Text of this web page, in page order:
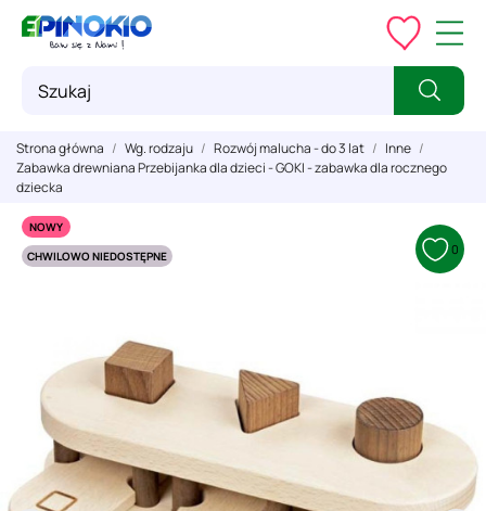
Strona główna Wg. rodzaju Rozwój malucha - do 3 lat
Inne
Zabawka drewniana Przebijanka dla dzieci - GOKI - zabawka dla rocznego
dziecka
NOWY
CHWILOWO NIEDOSTĘPNE
0